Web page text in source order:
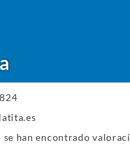
se han encontrado